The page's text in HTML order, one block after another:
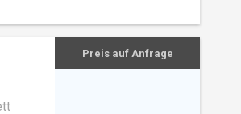
als
ein
Preis auf Anfrage